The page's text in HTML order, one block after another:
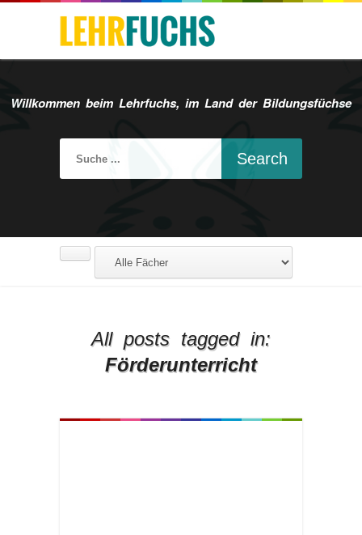
Willkommen beim Lehrfuchs, im Land der Bildungsfüchse
All posts tagged in:
Förderunterricht